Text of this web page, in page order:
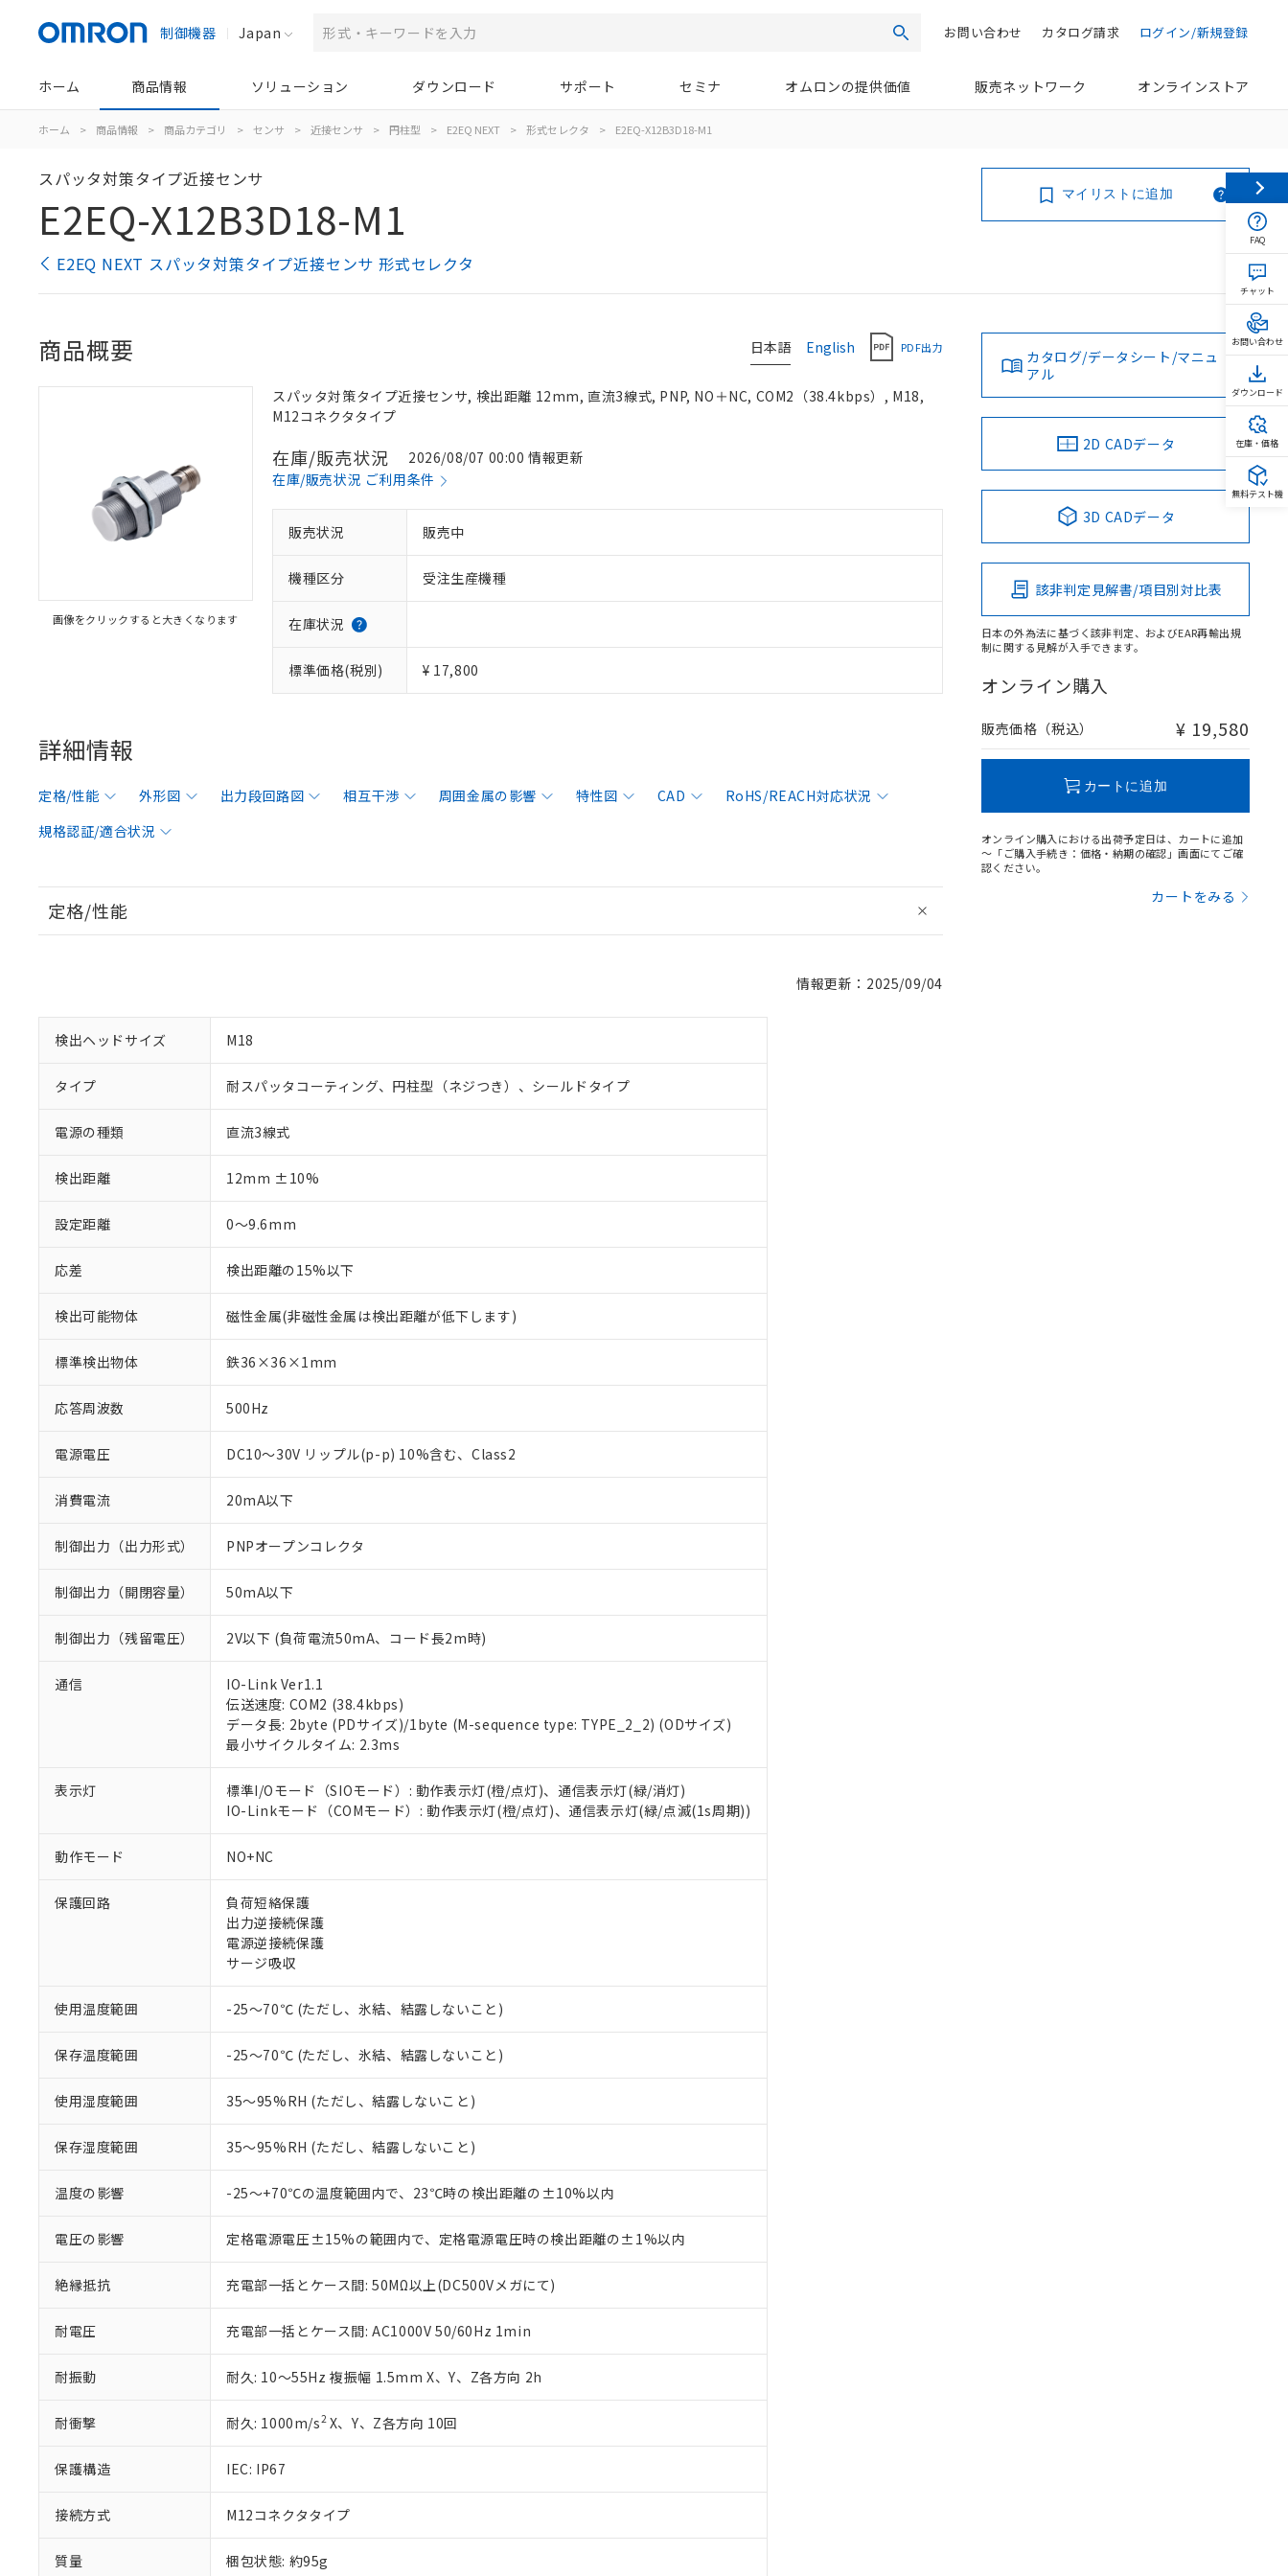
制御機器 Japan 検索 ログイン/新規登録
カタログ請求
お問い合わせ
ホーム 商品情報 ソリューション ダウンロード サポート セミナ オムロンの提供価値 販売ネットワーク オンラインストア
ホーム > 商品情報 > 商品カテゴリ > センサ > 近接センサ > 円柱型 > E2EQ NEXT > 形式セレクタ > E2EQ-X12B3D18-M1
スパッタ対策タイプ近接センサ
E2EQ-X12B3D18-M1
E2EQ NEXT スパッタ対策タイプ近接センサ 形式セレクタ
マイリストに追加
日本語 English PDF出力
商品概要
画像をクリックすると大きくなります
スパッタ対策タイプ近接センサ, 検出距離 12mm, 直流3線式, PNP, NO＋NC, COM2（38.4kbps）, M18,
M12コネクタタイプ
在庫/販売状況
2026/08/07 00:00 情報更新
在庫/販売状況 ご利用条件
販売状況 販売中
機種区分 受注生産機種
在庫状況
標準価格(税別) ¥ 17,800
詳細情報
定格/性能 外形図 出力段回路図 相互干渉 周囲金属の影響 特性図 CAD
RoHS/REACH対応状況
規格認証/適合状況
定格/性能
情報更新：2025/09/04
検出ヘッドサイズ M18
タイプ 耐スパッタコーティング、円柱型（ネジつき）、シールドタイプ
電源の種類 直流3線式
検出距離 12mm ±10%
設定距離 0～9.6mm
応差 検出距離の15%以下
検出可能物体 磁性金属(非磁性金属は検出距離が低下します)
標準検出物体 鉄36×36×1mm
応答周波数 500Hz
電源電圧 DC10～30V リップル(p-p) 10%含む、Class2
消費電流 20mA以下
制御出力（出力形式） PNPオープンコレクタ
制御出力（開閉容量） 50mA以下
制御出力（残留電圧） 2V以下 (負荷電流50mA、コード長2m時)
通信
IO-Link Ver1.1
伝送速度: COM2 (38.4kbps)
データ長: 2byte (PDサイズ)/1byte (M-sequence type: TYPE_2_2) (ODサイズ)
最小サイクルタイム: 2.3ms
表示灯
標準I/Oモード（SIOモード）: 動作表示灯(橙/点灯)、通信表示灯(緑/消灯)
IO-Linkモード（COMモード）: 動作表示灯(橙/点灯)、通信表示灯(緑/点滅(1s周期))
動作モード NO+NC
保護回路
負荷短絡保護
出力逆接続保護
電源逆接続保護
サージ吸収
使用温度範囲 -25～70℃ (ただし、氷結、結露しないこと)
保存温度範囲 -25～70℃ (ただし、氷結、結露しないこと)
使用湿度範囲 35～95%RH (ただし、結露しないこと)
保存湿度範囲 35～95%RH (ただし、結露しないこと)
温度の影響 -25～+70℃の温度範囲内で、23℃時の検出距離の±10%以内
電圧の影響 定格電源電圧±15%の範囲内で、定格電源電圧時の検出距離の±1%以内
絶縁抵抗 充電部一括とケース間: 50MΩ以上(DC500Vメガにて)
耐電圧 充電部一括とケース間: AC1000V 50/60Hz 1min
耐振動 耐久: 10～55Hz 複振幅 1.5mm X、Y、Z各方向 2h
耐衝撃 耐久: 1000m/s2X、Y、Z各方向 10回
保護構造 IEC: IP67
接続方式 M12コネクタタイプ
質量 梱包状態: 約95g
カタログ/データシート/マニュ
アル
2D CADデータ
3D CADデータ
該非判定見解書/項目別対比表
日本の外為法に基づく該非判定、およびEAR再輸出規
制に関する見解が入手できます。
オンライン購入
販売価格（税込） ¥ 19,580
カートに追加
オンライン購入における出荷予定日は、カートに追加
～「ご購入手続き：価格・納期の確認」画面にてご確
認ください。
カートをみる
ご利用条件
以下の条件をお読みいただき、同意のうえご利用ください。
正式な納期状況および標準価格はお客様のお取引先、またはお客様担当のオムロン制御機器販売店・
当社販売員にご相談ください。
オムロン制御機器販売店や当社販売拠点は「販売ネットワーク
」をご確認ください。
在庫状況および標準価格結果を当社の事前の承諾なく第三者に漏洩または開示しないようお願いしま
す。
マイパーツ機能（部品リスト作成サービス）をご利用いただくには、I-Webメンバーズにご登録され
ている必要があります。
が、当社の製品・サービスに関するお客様との取引・商談に必要な範囲で利用することをご了承くだ
さい。
※当社の共同利用者とは、"個人情報の共同利用に関して"
いる法人を指します。
対応済み：EU RoHS指令（10物質）の非含有に対応した製品が提供可能な商品です。
対応予定：EU RoHS指令（10物質）の非含有に対応した製品に切り替える予定のある商品です。
対応予定なし：EU RoHS指令（10物質）の非含有に非対応の商品で、対応品を出す予定はありません。
調査・確認中：EU RoHS指令（10物質）の非含有の対応状況を調査中または確認中の商品です。
非該当品：ライセンス料など無形物で、有害物質有無と関係のない商品です。
仕入先様の事情により、非含有部品としていたものが、含有品と判明した場合などやむを得ず変更すること
があります。
六価クロム(Cr(Ⅵ)) 1000ppm以下、ポリ臭化ビフェニル類(PBB) 1000ppm以下、ポリ臭化ジフェニルエーテル類(PBDE) 1000ppm以下、
フタル酸ビス(2-エチルヘキシル) (DEHP)(別名：DOP) 1000ppm以下、フタル酸ブチルベンジル（BBP） 1000ppm以下、フタル酸ジブチ
ル（DBP） 1000ppm以下、フタル酸ジイソブチル (DIBP) 1000ppm以下
但し、RoHS指令で産業用監視および制御機器に対する適用除外項目は除く。
※2 対応予定月
部品在庫の切り替え状況などにより、予定月が前後することがあります。
※3 非含有証明書ダウンロード
下記の非含有証明書をダウンロードすることができます。
EU RoHS指令（10物質）の非含有証明書
51物質の非含有証明書（当社基準）
※本証明書は発行日時点で非含有を証明するもので、過去に遡って非含有を証明するものではありません。
また、RoHS指令のフタル酸エステル類４物質の対応では、対応完了までの期間は出荷製品に未対応品が
混在することから備考欄に対応日を記載しておりました。
り割愛しております。
※1 中国RoHS○×表
「－」：未確認です。当社販売部門へお問い合わせください。
*中国RoHS10物質の基準値 (GB/T26572)：
Pb(鉛) :1000ppm、 Hg(水銀) : 1000ppm、 Cd(カドミウム) : 100ppm、
Cr(Ⅵ)(六価クロム) : 1000ppm、 PBBs(ポリ臭化ビフェニル類) : 1000ppm、 PBDEs(ポリ臭化ジフェニルエーテル類) : 1000ppm、
DEHP(フタル酸ビス(2-エチルヘキシル)) : 1000ppm
※2 環境保護使用期限
「ｅ」：有害物質（10物質）のすべてが基準値以下であることを示します。
「10」：通常の使用状況下において有害物質が外部に漏えいし、環境に深刻な影響を及ぼさない年数を意
味します。
「－」：未確認です。当社販売部門へお問い合わせください。
当社は、貴社製品を第三者に販売する場合は、上記1、2および3の内容を当該第三者に通知します。
また当社は、販売先および販売に係わる関係者が違法に輸出するおそれがある場合は、取り引きをい
たしません。
△ 一定数には満たないが在庫あり
－
在庫なし(最新の在庫状況については、お客様のお取引先、またはお客様担当のオムロン制御
機器販売店・当社販売員にご確認ください)
空
白
受注生産機種、また在庫状況の情報を公開していない機種
FAQ
チャット
お問い合わせ
ダウンロード
在庫・価格
無料テスト機